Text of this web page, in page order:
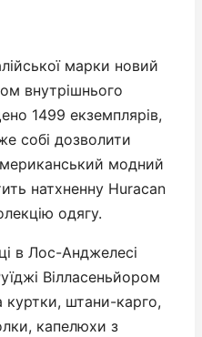
марки новий
внутрішнього
1499 екземплярів,
собі дозволити
модний
натхненну Huracan
одягу.
в Лос-Анджелесі
Вілласеньйором
куртки, штани-карго,
капелюхи з